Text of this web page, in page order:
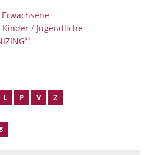
/ Jugendliche
®
L P V Z